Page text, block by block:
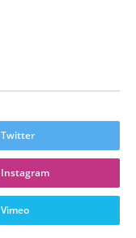
Twitter
Instagram
Vimeo